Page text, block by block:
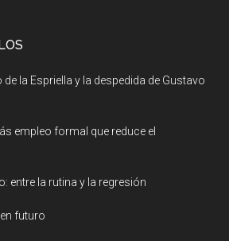
de la Espriella y la despedida de Gustavo
empleo formal que reduce el
entre la rutina y la regresión
futuro